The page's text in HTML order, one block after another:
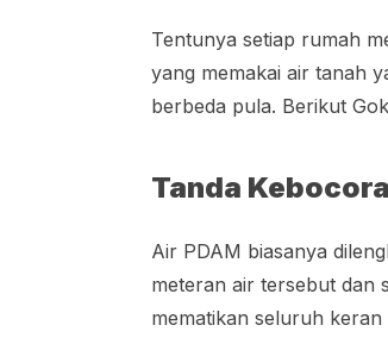
Tentunya setiap rumah
yang memakai air tanah
berbeda pula. Berikut
Tanda
Air PDAM biasanya
meteran air tersebut dan
mematikan seluruh